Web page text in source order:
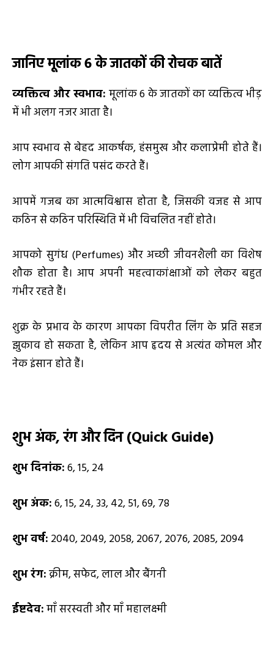
जानिए मूलांक6के जातकों की रोचक बातें
व्यक्तित्व और स्वभाव:मूलांक 6 के जातकों का व्यक्तित्व भीड़
में भी अलग नजर आता है।
आप स्वभाव से बेहद आकर्षक, हंसमुख और कलाप्रेमी होते हैं।
लोग आपकी संगति पसंद करते हैं।
आपमें गजब का आत्मविश्वास होता है, जिसकी वजह से आप
कठिन से कठिन परिस्थिति में भी विचलित नहीं होते।
आपको सुगंध (Perfumes) और अच्छी जीवनशैली का विशेष
शौक होता है। आप अपनी महत्वाकांक्षाओं को लेकर बहुत
गंभीर रहते हैं।
शुक्र के प्रभाव के कारण आपका विपरीत लिंग के प्रति सहज
झुकाव हो सकता है, लेकिन आप हृदय से अत्यंत कोमल और
नेक इंसान होते हैं।
शुभ अंक,रंग और दिन (Quick Guide)
शुभ दिनांक:6, 15, 24
शुभ अंक:6, 15, 24, 33, 42, 51, 69, 78
शुभ वर्ष: 2040, 2049, 2058, 2067, 2076, 2085, 2094
शुभ रंग:क्रीम, सफेद, लाल और बैंगनी
ईष्टदेव:माँ सरस्वती और माँ महालक्ष्मी